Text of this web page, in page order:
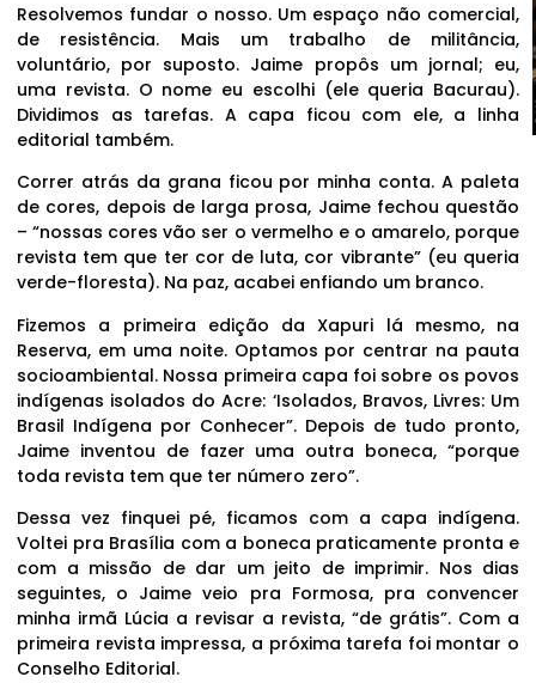
Resolvemos fundar o nosso. Um espaço não comercial,
de resistência. Mais um trabalho de militância,
voluntário, por suposto. Jaime propôs um jornal; eu,
uma revista. O nome eu escolhi (ele queria Bacurau).
Dividimos as tarefas. A capa ficou com ele, a linha
editorial também.
Correr atrás da grana ficou por minha conta. A paleta
de cores, depois de larga prosa, Jaime fechou questão
– “nossas cores vão ser o vermelho e o amarelo, porque
revista tem que ter cor de luta, cor vibrante” (eu queria
verde-floresta). Na paz, acabei enfiando um branco.
Fizemos a primeira edição da Xapuri lá mesmo, na
Reserva, em uma noite. Optamos por centrar na pauta
socioambiental. Nossa primeira capa foi sobre os povos
indígenas isolados do Acre: ‘Isolados, Bravos, Livres: Um
Brasil Indígena por Conhecer”. Depois de tudo pronto,
Jaime inventou de fazer uma outra boneca, “porque
toda revista tem que ter número zero”.
Dessa vez finquei pé, ficamos com a capa indígena.
Voltei pra Brasília com a boneca praticamente pronta e
com a missão de dar um jeito de imprimir. Nos dias
seguintes, o Jaime veio pra Formosa, pra convencer
minha irmã Lúcia a revisar a revista, “de grátis”. Com a
primeira revista impressa, a próxima tarefa foi montar o
Conselho Editorial.